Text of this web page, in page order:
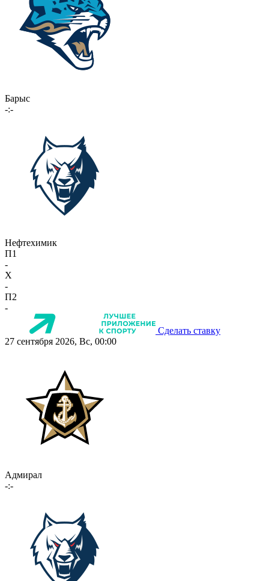
Барыс
-:-
Нефтехимик
П1
-
X
-
П2
-
Сделать ставку
27 сентября 2026, Вс, 00:00
Адмирал
-:-